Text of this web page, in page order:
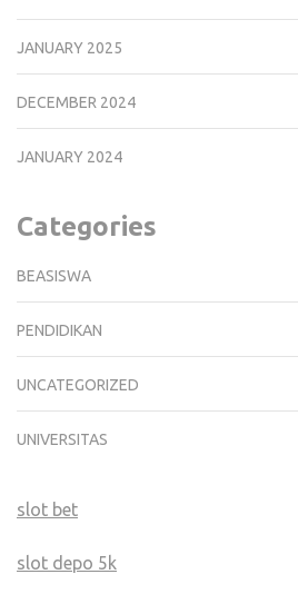
JANUARY 2025
DECEMBER 2024
JANUARY 2024
Categories
BEASISWA
PENDIDIKAN
UNCATEGORIZED
UNIVERSITAS
slot bet
slot depo 5k